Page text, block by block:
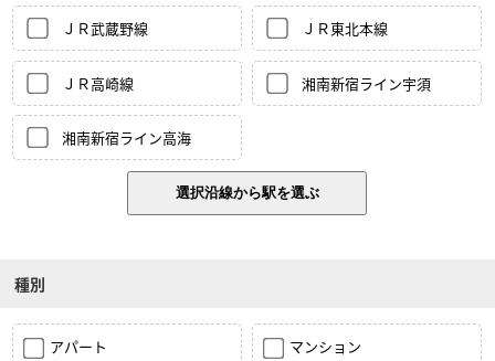
ＪＲ武蔵野線 ＪＲ東北本線
ＪＲ高崎線 湘南新宿ライン宇須
湘南新宿ライン高海
種別
アパート マンション